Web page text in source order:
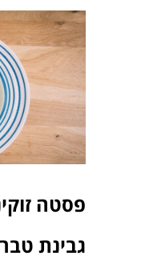
פסטה
גבינת